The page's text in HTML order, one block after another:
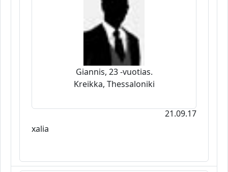
Giannis, 23 -vuotias.
Kreikka, Thessaloniki
21.09.17
xalia